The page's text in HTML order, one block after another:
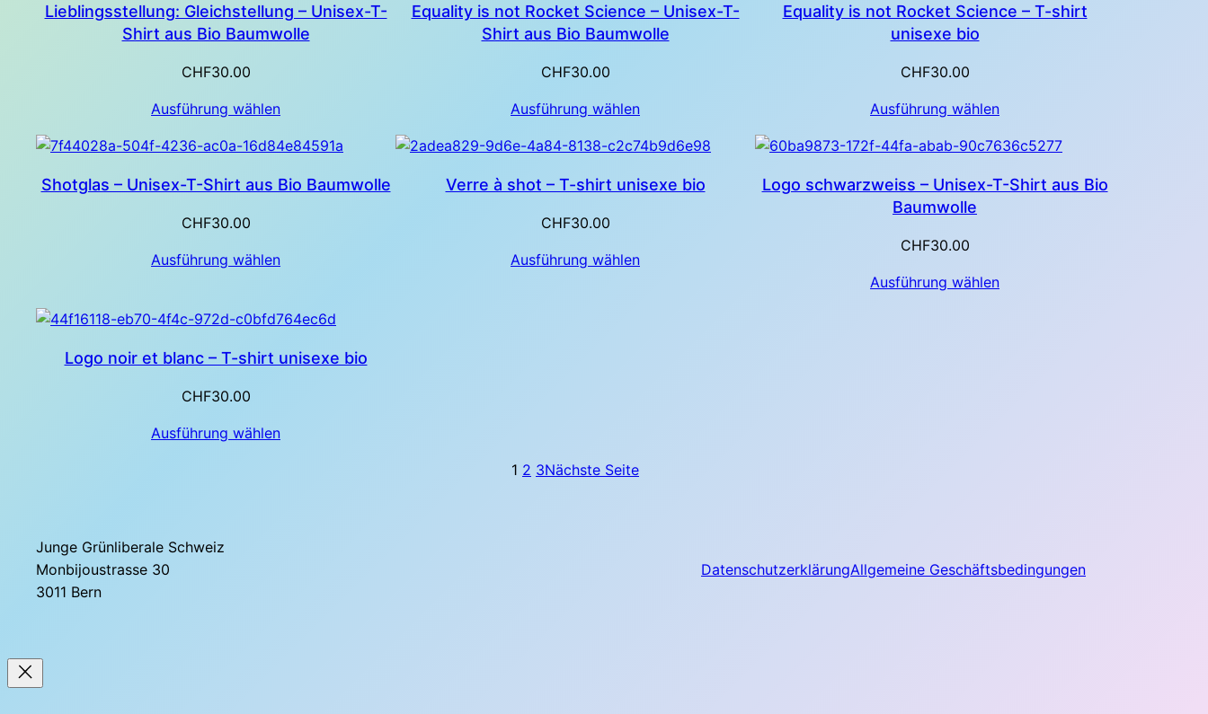
Lieblingsstellung: Gleichstellung – Unisex-T-
Shirt aus Bio Baumwolle
CHF30.00
Ausführung wählen
Equality is not Rocket Science – Unisex-T-
Shirt aus Bio Baumwolle
CHF30.00
Ausführung wählen
Equality is not Rocket Science – T-shirt
unisexe bio
CHF30.00
Ausführung wählen
Shotglas – Unisex-T-Shirt aus Bio Baumwolle
CHF30.00
Ausführung wählen
Verre à shot – T-shirt unisexe bio
CHF30.00
Ausführung wählen
Logo schwarzweiss – Unisex-T-Shirt aus Bio
Baumwolle
CHF30.00
Ausführung wählen
Logo noir et blanc – T-shirt unisexe bio
CHF30.00
Ausführung wählen
1 2 3Nächste Seite
Junge Grünliberale Schweiz
Monbijoustrasse 30
3011 Bern
DatenschutzerklärungAllgemeine Geschäftsbedingungen